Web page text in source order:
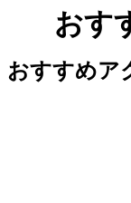
おす
おすすめア